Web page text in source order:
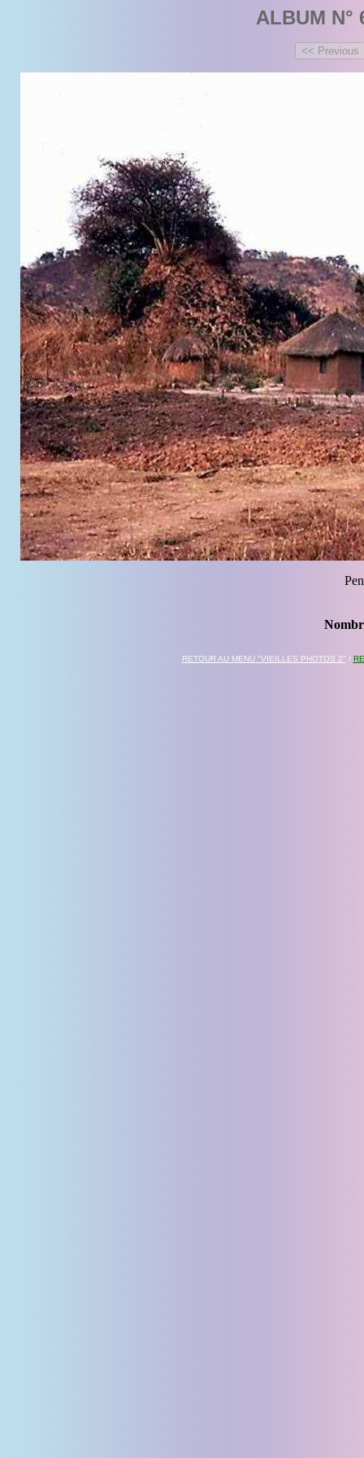
ALBUM N°
RETOUR AU MENU "VIEILLES PHOTOS 2" /